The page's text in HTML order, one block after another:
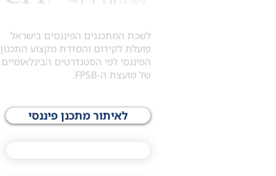
לשכת המתכננים הפיננסים בישראל
פועלת לקידום והסדרת מקצוע התכנון
הפיננסי לפי הסטנדרטים הבינלאומיים
של מועצת ה-FPSB.
לאיתור מתכנן פיננסי